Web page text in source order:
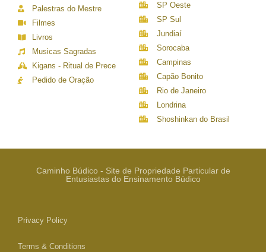
Palestras do Mestre
Filmes
Livros
Musicas Sagradas
Kigans - Ritual de Prece
Pedido de Oração
SP Oeste
SP Sul
Jundiaí
Sorocaba
Campinas
Capão Bonito
Rio de Janeiro
Londrina
Shoshinkan do Brasil
Caminho Búdico - Site de Propriedade Particular de
Entusiastas do Ensinamento Búdico
Privacy Policy
Terms & Conditions